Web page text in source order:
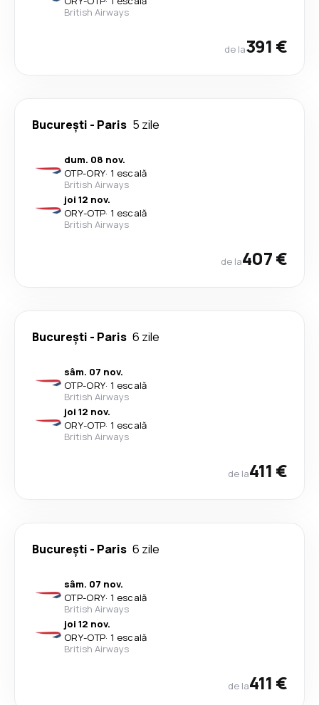
British Airways
de la391 €
București - Paris 5 zile
dum. 08 nov.
OTP-ORY· 1 escală
British Airways
joi 12 nov.
ORY-OTP· 1 escală
British Airways
de la407 €
București - Paris 6 zile
sâm. 07 nov.
OTP-ORY· 1 escală
British Airways
joi 12 nov.
ORY-OTP· 1 escală
British Airways
de la411 €
București - Paris 6 zile
sâm. 07 nov.
OTP-ORY· 1 escală
British Airways
joi 12 nov.
ORY-OTP· 1 escală
British Airways
de la411 €